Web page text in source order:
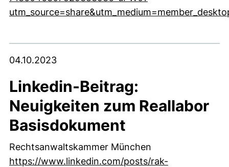
04.10.2023
Linkedin-Beitrag:
Neuigkeiten zum Reallabor
Basisdokument
Rechtsanwaltskammer München
https://www.linkedin.com/posts/rak-